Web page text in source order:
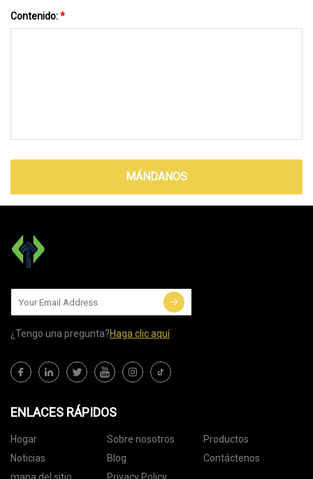
Contenido:*
MÁNDANOS
¿Tengo una pregunta?Haga clic aquí
ENLACES RÁPIDOS
Hogar Sobre nosotros
Productos
Noticias
Blog
Contáctenos